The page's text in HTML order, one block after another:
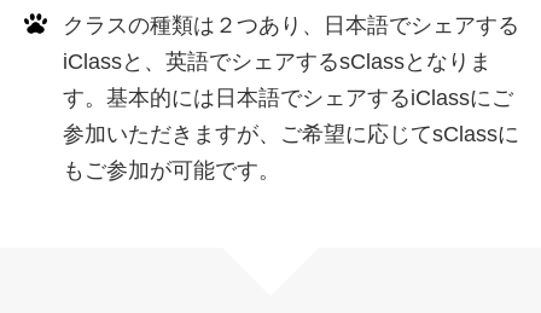
クラスの種類は２つあり、日本語でシェアする
iClassと、英語でシェアするsClassとなりま
す。基本的には日本語でシェアするiClassにご
参加いただきますが、ご希望に応じてsClassに
もご参加が可能です。